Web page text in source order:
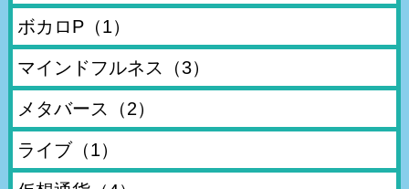
ボカロP（1）
マインドフルネス （3）
メタバース （2）
ライブ（1）